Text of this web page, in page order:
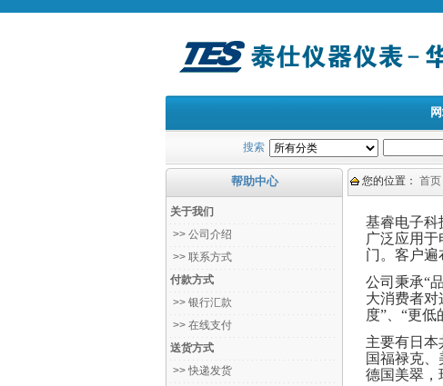
搜索
帮助中心
关于我们
>> 公司介绍
>> 联系方式
付款方式
>> 银行汇款
>> 在线支付
送货方式
>> 快递发货
您的位置： 首页
基睿电子科
广泛应用
门。客户遍
公司秉承“
大消费者对
度”、“更
主要有日
国福禄克
德国美翠，